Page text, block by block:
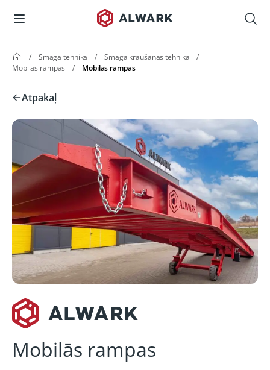
/ Smagā tehnika / Smagā kraušanas tehnika
/
Mobilās rampas
/ Mobilās rampas
Atpakaļ
Mobilās rampas